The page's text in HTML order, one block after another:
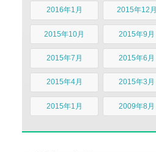
2016年1月 2015年12月
2015年10月 2015年9月
2015年7月 2015年6月
2015年4月 2015年3月
2015年1月 2009年8月